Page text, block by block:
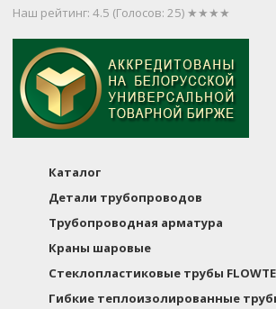
Наш рейтинг: 4.5 (Голосов:25) ★★★★
Каталог
Детали трубопроводов
Трубопроводная арматура
Краны шаровые
Стеклопластиковые трубы
Гибкие теплоизолированные